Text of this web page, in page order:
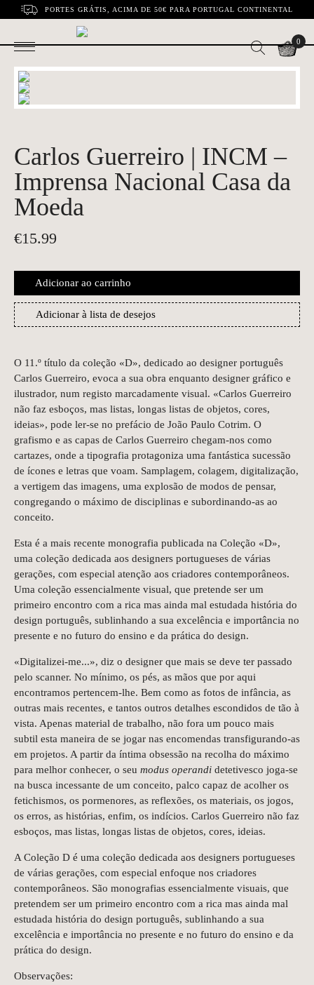
PORTES GRÁTIS, ACIMA DE 50€ PARA PORTUGAL CONTINENTAL
0
Carlos Guerreiro | INCM –
Imprensa Nacional Casa da
Moeda
€15.99
Adicionar ao carrinho
Adicionar à lista de desejos
O 11.º título da coleção «D», dedicado ao designer português
Carlos Guerreiro, evoca a sua obra enquanto designer gráfico e
ilustrador, num registo marcadamente visual. «Carlos Guerreiro
não faz esboços, mas listas, longas listas de objetos, cores,
ideias», pode ler-se no prefácio de João Paulo Cotrim. O
grafismo e as capas de Carlos Guerreiro chegam-nos como
cartazes, onde a tipografia protagoniza uma fantástica sucessão
de ícones e letras que voam. Samplagem, colagem, digitalização,
a vertigem das imagens, uma explosão de modos de pensar,
congregando o máximo de disciplinas e subordinando-as ao
conceito.
Esta é a mais recente monografia publicada na Coleção «D»,
uma coleção dedicada aos designers portugueses de várias
gerações, com especial atenção aos criadores contemporâneos.
Uma coleção essencialmente visual, que pretende ser um
primeiro encontro com a rica mas ainda mal estudada história do
design português, sublinhando a sua excelência e importância no
presente e no futuro do ensino e da prática do design.
«Digitalizei-me...», diz o designer que mais se deve ter passado
pelo scanner. No mínimo, os pés, as mãos que por aqui
encontramos pertencem-lhe. Bem como as fotos de infância, as
outras mais recentes, e tantos outros detalhes escondidos de tão à
vista. Apenas material de trabalho, não fora um pouco mais
subtil esta maneira de se jogar nas encomendas transfigurando-as
em projetos. A partir da íntima obsessão na recolha do máximo
para melhor conhecer, o seu modus operandi detetivesco joga-se
na busca incessante de um conceito, palco capaz de acolher os
fetichismos, os pormenores, as reflexões, os materiais, os jogos,
os erros, as histórias, enfim, os indícios. Carlos Guerreiro não faz
esboços, mas listas, longas listas de objetos, cores, ideias.
A Coleção D é uma coleção dedicada aos designers portugueses
de várias gerações, com especial enfoque nos criadores
contemporâneos. São monografias essencialmente visuais, que
pretendem ser um primeiro encontro com a rica mas ainda mal
estudada história do design português, sublinhando a sua
excelência e importância no presente e no futuro do ensino e da
prática do design.
Observações: